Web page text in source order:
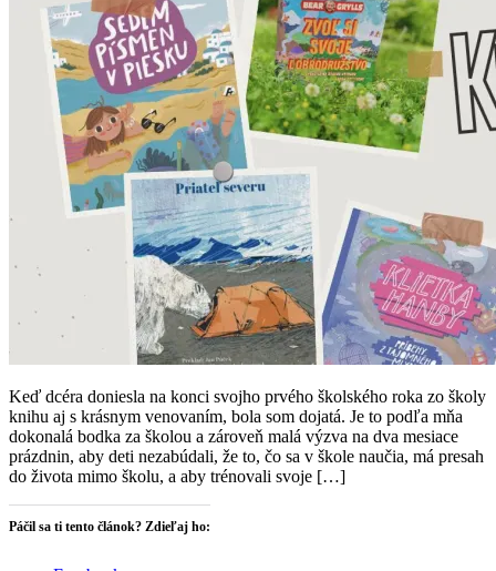
Keď dcéra doniesla na konci svojho prvého školského roka zo školy
knihu aj s krásnym venovaním, bola som dojatá. Je to podľa mňa
dokonalá bodka za školou a zároveň malá výzva na dva mesiace
prázdnin, aby deti nezabúdali, že to, čo sa v škole naučia, má presah
do života mimo školu, a aby trénovali svoje […]
Páčil sa ti tento článok? Zdieľaj ho: